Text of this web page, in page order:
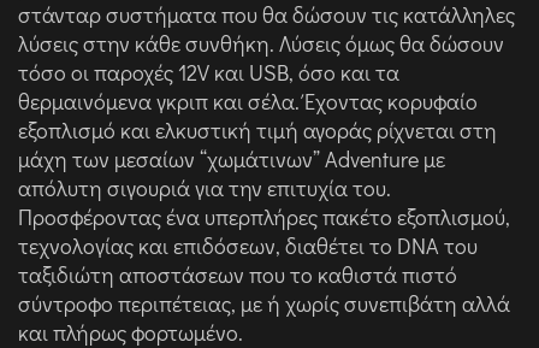
στάνταρ συστήματα που θα δώσουν τις κατάλληλες
λύσεις στην κάθε συνθήκη. Λύσεις όμως θα δώσουν
τόσο οι παροχές 12V και USB, όσο και τα
θερμαινόμενα γκριπ και σέλα. Έχοντας κορυφαίο
εξοπλισμό και ελκυστική τιμή αγοράς ρίχνεται στη
μάχη των μεσαίων “χωμάτινων” Adventure με
απόλυτη σιγουριά για την επιτυχία του.
Προσφέροντας ένα υπερπλήρες πακέτο εξοπλισμού,
τεχνολογίας και επιδόσεων, διαθέτει το DNA του
ταξιδιώτη αποστάσεων που το καθιστά πιστό
σύντροφο περιπέτειας, με ή χωρίς συνεπιβάτη αλλά
και πλήρως φορτωμένο.